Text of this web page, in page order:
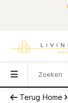
Terug Home